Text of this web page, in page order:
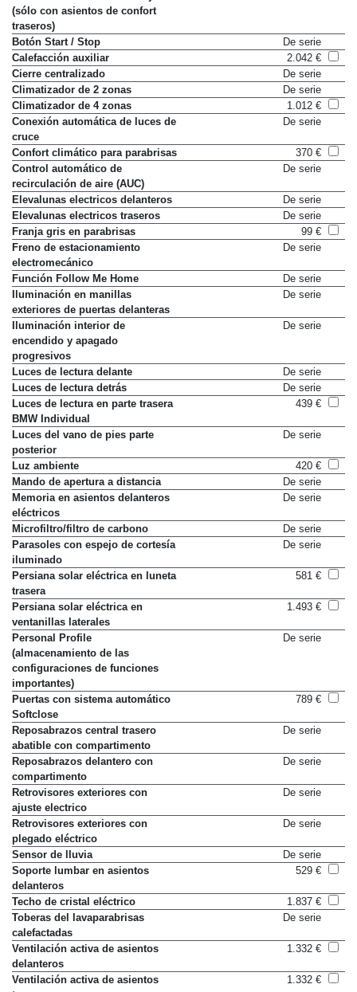
Asientos traseros con masaje
(sólo con asientos de confort
traseros)
Botón Start / Stop
De serie
Calefacción auxiliar
2.042 €
Cierre centralizado
De serie
Climatizador de 2 zonas
De serie
Climatizador de 4 zonas
1.012 €
Conexión automática de luces de
cruce
Confort climático para parabrisas
370 €
Control automático de
recirculación de aire (AUC)
Elevalunas electricos delanteros
De serie
Elevalunas electricos traseros
De serie
Franja gris en parabrisas
99 €
Freno de estacionamiento
electromecánico
Función Follow Me Home
De serie
Iluminación en manillas
exteriores de puertas delanteras
Iluminación interior de
encendido y apagado
progresivos
Luces de lectura delante
De serie
Luces de lectura detrás
De serie
Luces de lectura en parte trasera
BMW Individual
Luces del vano de pies parte
posterior
Luz ambiente
420 €
Mando de apertura a distancia
De serie
Memoria en asientos delanteros
eléctricos
Microfiltro/filtro de carbono
De serie
Parasoles con espejo de cortesía
iluminado
Persiana solar eléctrica en luneta
trasera
Persiana solar eléctrica en
ventanillas laterales
Personal Profile
(almacenamiento de las
configuraciones de funciones
importantes)
Puertas con sistema automático
Softclose
Reposabrazos central trasero
abatible con compartimento
Reposabrazos delantero con
compartimento
Retrovisores exteriores con
ajuste electrico
Retrovisores exteriores con
plegado eléctrico
Sensor de lluvia
De serie
Soporte lumbar en asientos
delanteros
Techo de cristal eléctrico
1.837 €
Toberas del lavaparabrisas
calefactadas
Ventilación activa de asientos
delanteros